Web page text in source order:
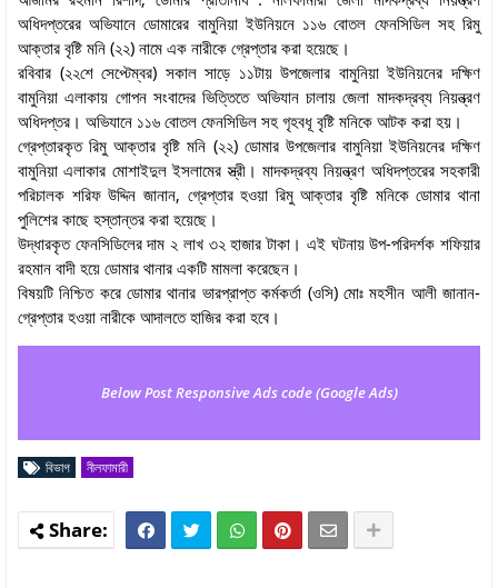
অধিদপ্তরের অভিযানে ডোমারের বামুনিয়া ইউনিয়নে ১১৬ বোতল ফেনসিডিল সহ রিমু
আক্তার বৃষ্টি মনি (২২) নামে এক নারীকে গ্রেপ্তার করা হয়েছে।
রবিবার (২২শে সেপ্টেম্বর) সকাল সাড়ে ১১টায় উপজেলার বামুনিয়া ইউনিয়নের দক্ষিণ
বামুনিয়া এলাকায় গোপন সংবাদের ভিত্তিতে অভিযান চালায় জেলা মাদকদ্রব্য নিয়ন্ত্রণ
অধিদপ্তর। অভিযানে ১১৬ বোতল ফেনসিডিল সহ গৃহবধূ বৃষ্টি মনিকে আটক করা হয়।
গ্রেপ্তারকৃত রিমু আক্তার বৃষ্টি মনি (২২) ডোমার উপজেলার বামুনিয়া ইউনিয়নের দক্ষিণ
বামুনিয়া এলাকার মোশাইদুল ইসলামের স্ত্রী। মাদকদ্রব্য নিয়ন্ত্রণ অধিদপ্তরের সহকারী
পরিচালক শরিফ উদ্দিন জানান, গ্রেপ্তার হওয়া রিমু আক্তার বৃষ্টি মনিকে ডোমার থানা
পুলিশের কাছে হস্তান্তর করা হয়েছে।
উদ্ধারকৃত ফেনসিডিলের দাম ২ লাখ ৩২ হাজার টাকা। এই ঘটনায় উপ-পরিদর্শক শফিয়ার
রহমান বাদী হয়ে ডোমার থানার একটি মামলা করেছেন।
বিষয়টি নিশ্চিত করে ডোমার থানার ভারপ্রাপ্ত কর্মকর্তা (ওসি) মোঃ মহসীন আলী জানান-
গ্রেপ্তার হওয়া নারীকে আদালতে হাজির করা হবে।
Below Post Responsive Ads code (Google Ads)
বিভাগ নীলফামারী